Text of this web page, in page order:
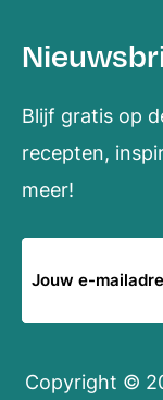
Blijf gratis op
recepten,
meer!
mailadres
Copyright ©